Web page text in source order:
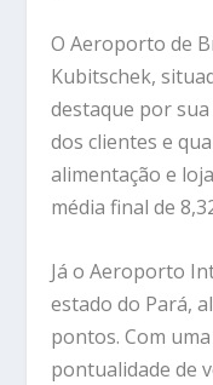
O Aeroporto de
Kubitschek,
destaque por
dos clientes e
alimentação e
média final de
Já o Aeroporto
estado do Pará,
pontos. Com
pontualidade de